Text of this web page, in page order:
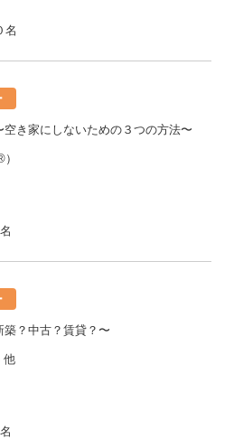
名
き家にしないための３つの方法〜
？中古？賃貸？〜